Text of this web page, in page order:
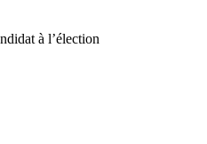
à l’élection